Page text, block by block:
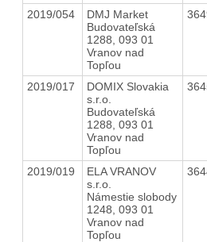
2019/054
DMJ Market
Budovateľská
1288, 093 01
Vranov nad
Topľou
2019/017
DOMIX Slovakia
s.r.o.
Budovateľská
1288, 093 01
Vranov nad
Topľou
2019/019
ELA VRANOV
s.r.o.
Námestie slobody
1248, 093 01
Vranov nad
Topľou